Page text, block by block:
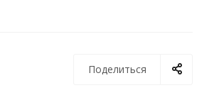
Поделиться